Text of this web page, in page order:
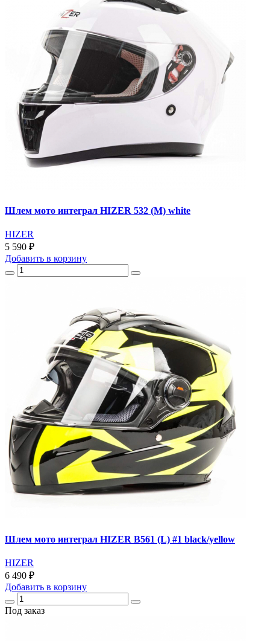
Шлем мото интеграл HIZER 532 (M) white
HIZER
5 590 ₽
Добавить в корзину
Шлем мото интеграл HIZER B561 (L) #1 black/yellow
HIZER
6 490 ₽
Добавить в корзину
Под заказ